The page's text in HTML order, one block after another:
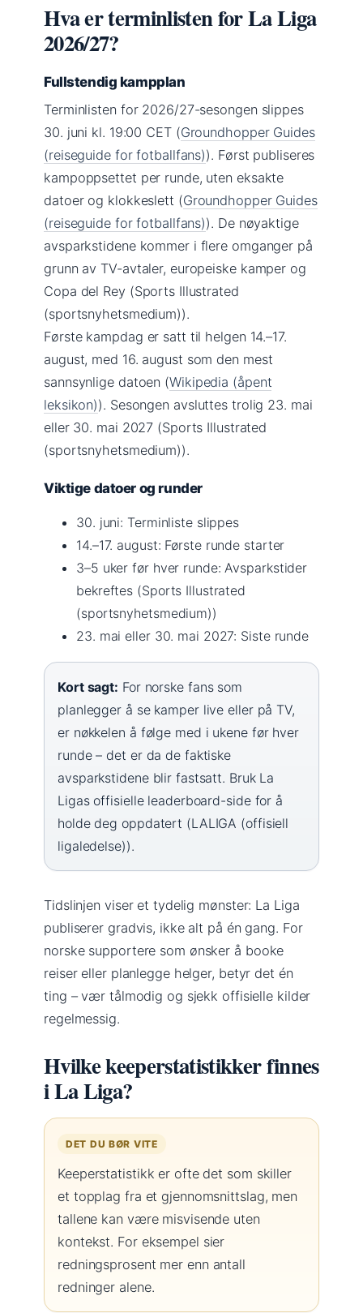
Hva er terminlisten for La Liga
2026/27?
Fullstendig kampplan
Terminlisten for 2026/27-sesongen slippes
30. juni kl. 19:00 CET (Groundhopper Guides
(reiseguide for fotballfans)). Først publiseres
kampoppsettet per runde, uten eksakte
datoer og klokkeslett (Groundhopper Guides
(reiseguide for fotballfans)). De nøyaktige
avsparkstidene kommer i flere omganger på
grunn av TV-avtaler, europeiske kamper og
Copa del Rey (Sports Illustrated
(sportsnyhetsmedium)).
Første kampdag er satt til helgen 14.–17.
august, med 16. august som den mest
sannsynlige datoen (Wikipedia (åpent
leksikon)). Sesongen avsluttes trolig 23. mai
eller 30. mai 2027 (Sports Illustrated
(sportsnyhetsmedium)).
Viktige datoer og runder
30. juni: Terminliste slippes
14.–17. august: Første runde starter
3–5 uker før hver runde: Avsparkstider
bekreftes (Sports Illustrated
(sportsnyhetsmedium))
23. mai eller 30. mai 2027: Siste runde
Kort sagt: For norske fans som
planlegger å se kamper live eller på TV,
er nøkkelen å følge med i ukene før hver
runde – det er da de faktiske
avsparkstidene blir fastsatt. Bruk La
Ligas offisielle leaderboard-side for å
holde deg oppdatert (LALIGA (offisiell
ligaledelse)).
Tidslinjen viser et tydelig mønster: La Liga
publiserer gradvis, ikke alt på én gang. For
norske supportere som ønsker å booke
reiser eller planlegge helger, betyr det én
ting – vær tålmodig og sjekk offisielle kilder
regelmessig.
Hvilke keeperstatistikker finnes
i La Liga?
DET DU BØR VITE
Keeperstatistikk er ofte det som skiller
et topplag fra et gjennomsnittslag, men
tallene kan være misvisende uten
kontekst. For eksempel sier
redningsprosent mer enn antall
redninger alene.